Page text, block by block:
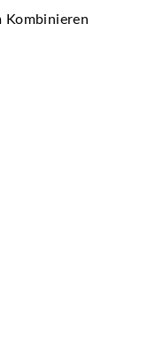
Kombinieren